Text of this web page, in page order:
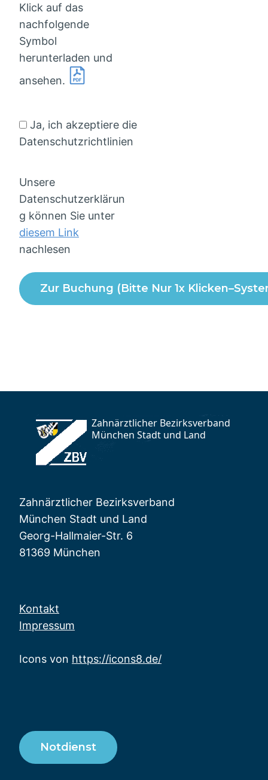
Klick auf das
nachfolgende
Symbol
herunterladen und
ansehen.
Ja, ich akzeptiere die
Datenschutzrichtlinien
Unsere
Datenschutzerklärun
g können Sie unter
diesem Link
nachlesen
Zahnärztlicher Bezirksverband
München Stadt und Land
Georg-Hallmaier-Str. 6
81369 München
Kontakt
Impressum
Icons von https://icons8.de/
Notdienst